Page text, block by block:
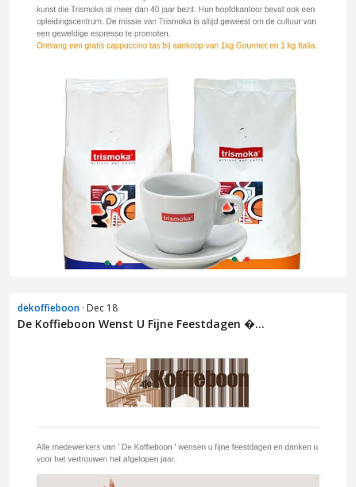
dekoffieboon · Dec 18
De Koffieboon Wenst U Fijne Feestdagen �...